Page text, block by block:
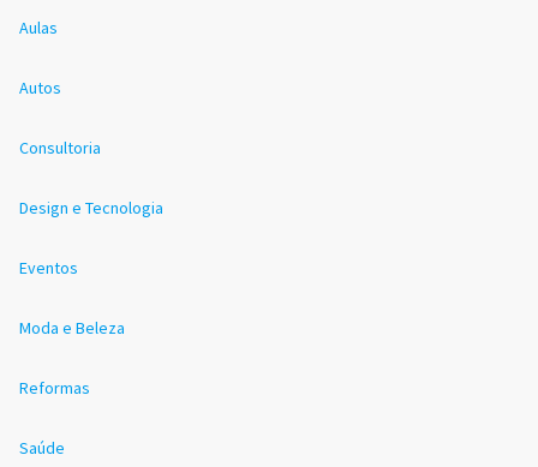
Aulas
Autos
Consultoria
Design e Tecnologia
Eventos
Moda e Beleza
Reformas
Saúde